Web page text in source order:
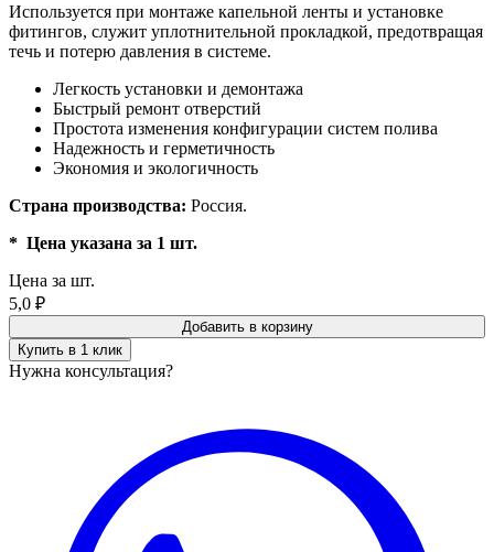
Используется при монтаже капельной ленты и установке
фитингов, служит уплотнительной прокладкой, предотвращая
течь и потерю давления в системе.
Легкость установки и демонтажа
Быстрый ремонт отверстий
Простота изменения конфигурации систем полива
Надежность и герметичность
Экономия и экологичность
Страна производства: Россия.
* Цена указана за 1 шт.
Цена за шт.
5,0 ₽
Добавить в корзину
Купить в 1 клик
Нужна консультация?